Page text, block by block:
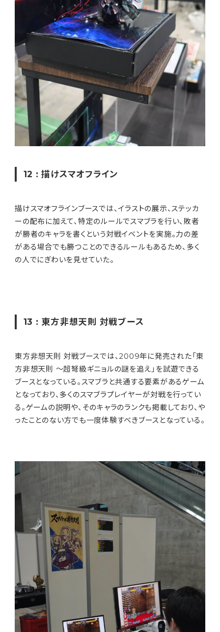
12 : 描けスマオフライン
描けスマオフラインブースでは、イラストの展示、ステッカ
ーの配布に加えて、特定のルールでスマブラを行い、敗者
が勝者のキャラを書くという対戦イベントを実施。力の差
がある場合でも勝つことのできるルールもあるため、多く
の人でにぎわいを見せていた。
13 : 東方非想天則 対戦ブース
東方非想天則 対戦ブースでは、2009年に発売された「東
方非想天則 ～超弩級ギニョルの謎を追え」を試遊できる
ブースとなっている。スマブラと共通する要素があるゲーム
となっており、多くのスマブラプレイヤーが対戦を行ってい
る。ゲームの説明や、そのキャラのランクも掲載しており、や
ったことのない方でも一度体験すべきブースとなっている。